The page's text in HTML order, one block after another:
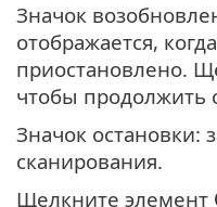
Значок
отображается,
приостановлено.
чтобы продолжить
Значок остановки:
сканирования.
Щелкните элемент